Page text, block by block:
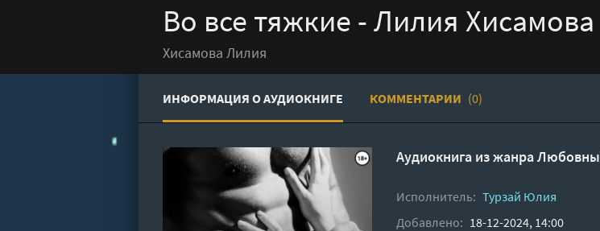
Во все тяжкие - Лилия Хисамова
Хисамова Лилия
ИНФОРМАЦИЯ О АУДИОКНИГЕ КОММЕНТАРИИ (0)
Аудиокнига из жанра
Исполнитель: Турзай Юлия
Добавлено: 18-12-2024, 14:00